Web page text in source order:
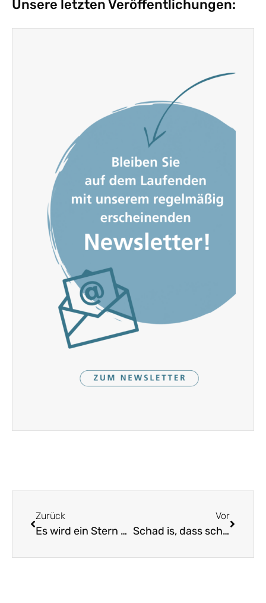
Unsere letzten Veröffentlichungen:
Zurück
Es wird ein Stern aufgehen
Vor
Schad is, dass scho zum Hoamgeh‘ is